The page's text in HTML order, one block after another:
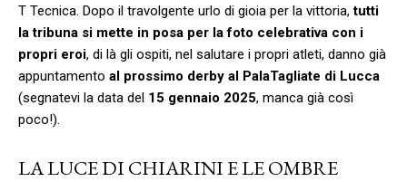
T Tecnica. Dopo il travolgente urlo di gioia per la vittoria,tutti
la tribuna si mette in posa per la foto celebrativa con i
propri eroi, di là gli ospiti, nel salutare i propri atleti, danno già
appuntamento al prossimo derby al PalaTagliate di Lucca
(segnatevi la data del 15 gennaio 2025, manca già così
poco!).
LA LUCE DI CHIARINI E LE OMBRE